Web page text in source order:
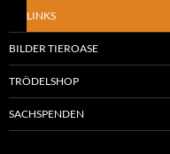
LINKS
BILDER TIEROASE
TRÖDELSHOP
SACHSPENDEN